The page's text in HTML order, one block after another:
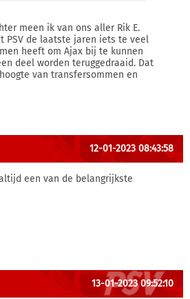
meen ik van ons aller Rik E.
PSV de laatste jaren iets te veel
heeft om Ajax bij te kunnen
deel worden teruggedraaid. Dat
van transfersommen en
12-01-2023 08:43:58
een van de belangrijkste
13-01-2023 09:52:10